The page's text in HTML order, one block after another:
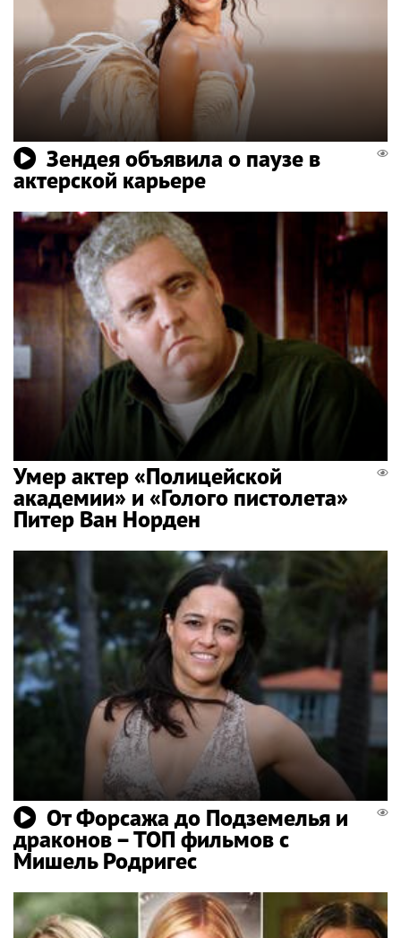
Зендея объявила о паузе в
актерской карьере
Умер актер «Полицейской
академии» и «Голого пистолета»
Питер Ван Норден
От Форсажа до Подземелья и
драконов – ТОП фильмов с
Мишель Родригес